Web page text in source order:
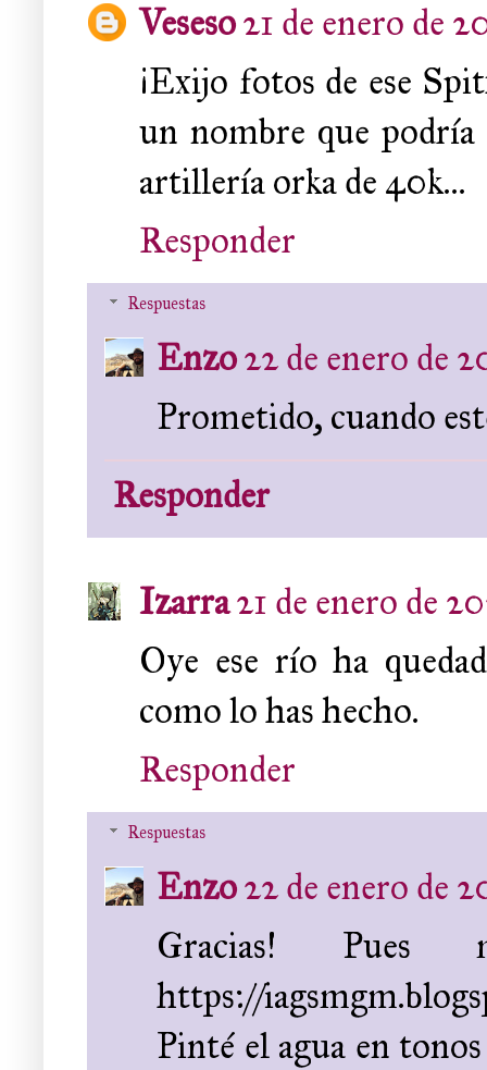
Veseso21 de enero de
¡Exijo fotos de ese
un nombre que podría
artillería orka de 40k...
Responder
Respuestas
Enzo22 de enero de
Prometido, cuando
Responder
Izarra21 de enero de
Oye ese río ha
como lo has hecho.
Responder
Respuestas
Enzo22 de enero de
Gracias! Pues
https://
Pinté el agua en